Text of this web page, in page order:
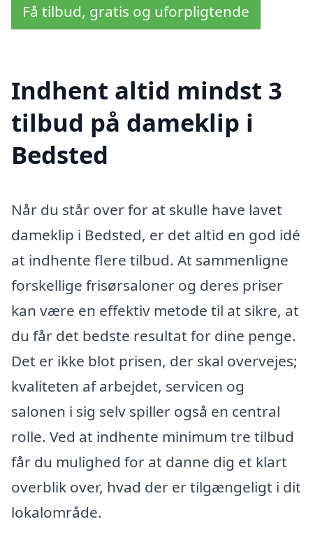
Få tilbud, gratis og uforpligtende
Indhent altid mindst 3
tilbud på dameklip i
Bedsted
Når du står over for at skulle have lavet
dameklip i Bedsted, er det altid en god idé
at indhente flere tilbud. At sammenligne
forskellige frisørsaloner og deres priser
kan være en effektiv metode til at sikre, at
du får det bedste resultat for dine penge.
Det er ikke blot prisen, der skal overvejes;
kvaliteten af arbejdet, servicen og
salonen i sig selv spiller også en central
rolle. Ved at indhente minimum tre tilbud
får du mulighed for at danne dig et klart
overblik over, hvad der er tilgængeligt i dit
lokalområde.